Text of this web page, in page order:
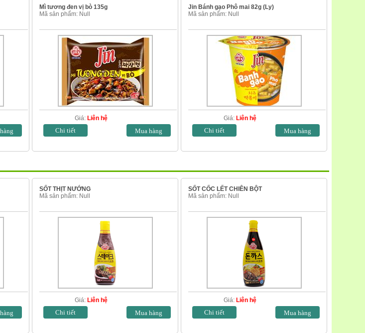
Mì tương đen vị bò 135g
Mã sản phẩm: Null
Giá: Liên hệ
Chi tiết
Jin Bánh gạo Phô mai 82g (Ly)
Mã sản phẩm: Null
Giá: Liên hệ
Chi tiết
SỐT THỊT NƯỚNG
Mã sản phẩm: Null
Giá: Liên hệ
Chi tiết
SỐT CỐC LẾT CHIÊN BỘT
Mã sản phẩm: Null
Giá: Liên hệ
Chi tiết